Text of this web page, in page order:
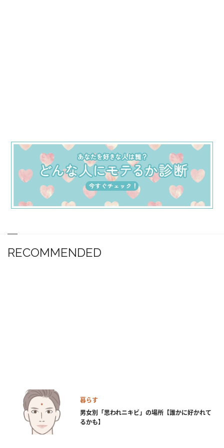
RECOMMENDED
暮らす
男女別「思われニキビ」の場所【誰かに好かれて
るかも】